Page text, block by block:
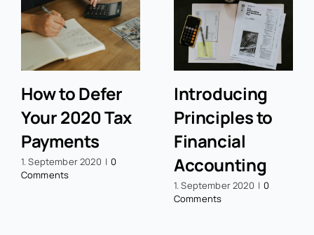
How to Defer
Your 2020 Tax
Payments
1. September 2020 | 0
Comments
Introducing
Principles to
Financial
Accounting
1. September 2020 | 0
Comments